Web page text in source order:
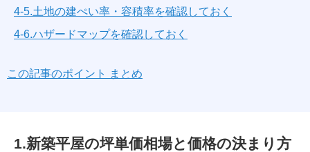
4-5.土地の建ぺい率・容積率を確認しておく
4-6.ハザードマップを確認しておく
この記事のポイント まとめ
1.新築平屋の坪単価相場と価格の決まり方